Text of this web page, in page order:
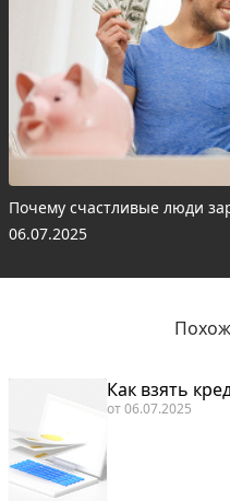
Почему счастливые люди
06.07.2025
Как взять
от06.07.2025